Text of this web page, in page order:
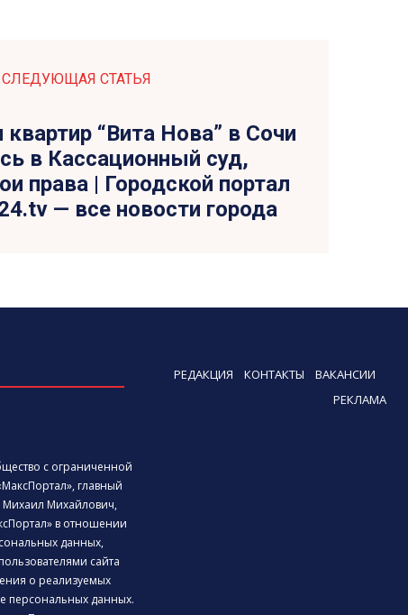
СЛЕДУЮЩАЯ СТАТЬЯ
“Вита Нова” в Сочи
в Кассационный суд,
права | Городской портал
— все новости города
РЕДАКЦИЯ КОНТАКТЫ
ВАКАНСИИ
РЕКЛАМА
с ограниченной
главный
Михайлович,
в отношении
данных,
сайта
о реализуемых
персональных данных.